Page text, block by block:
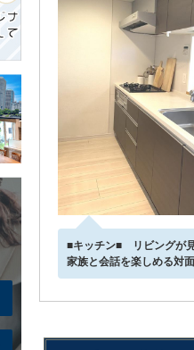
■キッチン■ リビングが
家族と会話を楽しめる対